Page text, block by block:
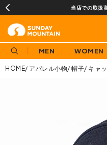
当店での取扱
MEN WOMEN
HOME アパレル小物 帽子 キャ